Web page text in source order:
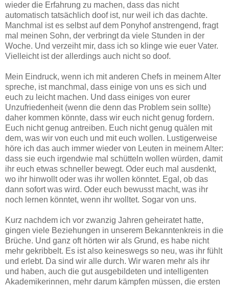
wieder die Erfahrung zu machen, dass das nicht
automatisch tatsächlich doof ist, nur weil ich das dachte.
Manchmal ist es selbst auf dem Ponyhof anstrengend, fragt
mal meinen Sohn, der verbringt da viele Stunden in der
Woche. Und verzeiht mir, dass ich so klinge wie euer Vater.
Vielleicht ist der allerdings auch nicht so doof.
Mein Eindruck, wenn ich mit anderen Chefs in meinem Alter
spreche, ist manchmal, dass einige von uns es sich und
euch zu leicht machen. Und dass einiges von eurer
Unzufriedenheit (wenn die denn das Problem sein sollte)
daher kommen könnte, dass wir euch nicht genug fordern.
Euch nicht genug antreiben. Euch nicht genug quälen mit
dem, was wir von euch und mit euch wollen. Lustigerweise
höre ich das auch immer wieder von Leuten in meinem Alter:
dass sie euch irgendwie mal schütteln wollen würden, damit
ihr euch etwas schneller bewegt. Oder euch mal ausdenkt,
wo ihr hinwollt oder was ihr wollen könntet. Egal, ob das
dann sofort was wird. Oder euch bewusst macht, was ihr
noch lernen könntet, wenn ihr wolltet. Sogar von uns.
Kurz nachdem ich vor zwanzig Jahren geheiratet hatte,
gingen viele Beziehungen in unserem Bekanntenkreis in die
Brüche. Und ganz oft hörten wir als Grund, es habe nicht
mehr gekribbelt. Es ist also keineswegs so neu, was ihr fühlt
und erlebt. Da sind wir alle durch. Wir waren mehr als ihr
und haben, auch die gut ausgebildeten und intelligenten
Akademikerinnen, mehr darum kämpfen müssen, die ersten